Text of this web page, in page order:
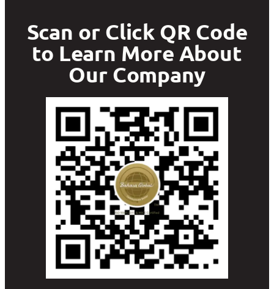
Scan or Click QR Code
to Learn More About
Our Company